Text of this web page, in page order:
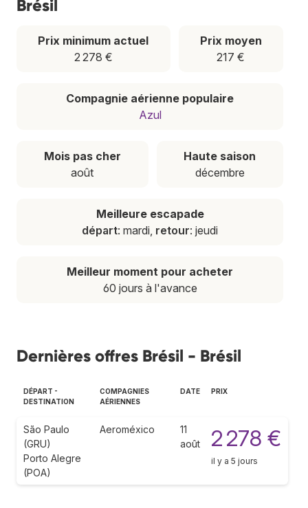
Brésil
Prix minimum actuel
2 278 €
Prix moyen
217 €
Compagnie aérienne populaire
Azul
Mois pas cher
août
Haute saison
décembre
Meilleure escapade
départ: mardi, retour: jeudi
Meilleur moment pour acheter
60 jours à l'avance
Dernières offres Brésil - Brésil
DÉPART -
DESTINATION
COMPAGNIES
AÉRIENNES
DATE PRIX
São Paulo
(GRU)
Porto Alegre
(POA)
Aeroméxico
11
août
2 278 €
il y a 5 jours